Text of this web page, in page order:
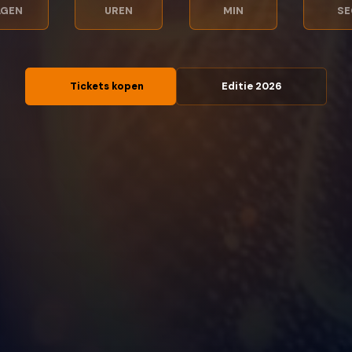
UREN MIN
Tickets kopen Editie 2026